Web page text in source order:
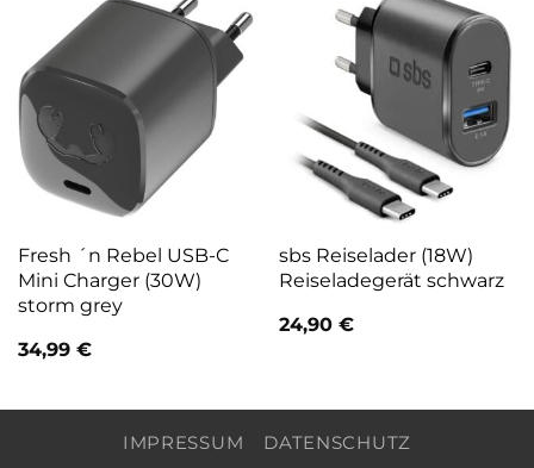
Fresh ´n Rebel USB-C
Mini Charger (30W)
storm grey
34,99 €
sbs Reiselader (18W)
Reiseladegerät schwarz
24,90 €
IMPRESSUM DATENSCHUTZ